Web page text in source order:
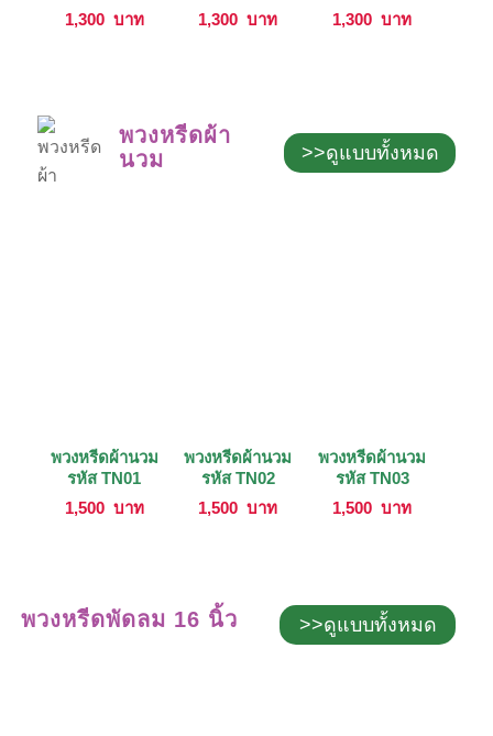
1,300 บาท
1,300 บาท
1,300 บาท
พวงหรีดผ้า
นวม
>>ดูแบบทั้งหมด
พวงหรีดผ้านวม
รหัส TN01
1,500 บาท
พวงหรีดผ้านวม
รหัส TN02
1,500 บาท
พวงหรีดผ้านวม
รหัส TN03
1,500 บาท
พวงหรีดพัดลม 16 นิ้ว >>ดูแบบทั้งหมด